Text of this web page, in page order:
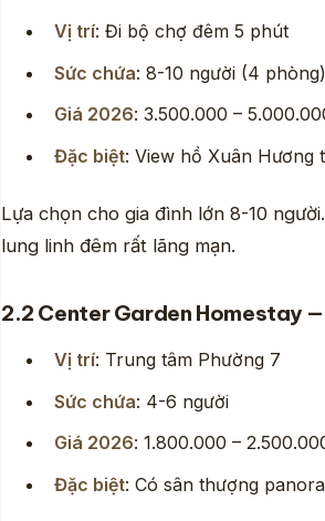
Vị trí: Đi bộ chợ đêm 5 phút
Sức chứa: 8-10 người (4 phòng)
Giá 2026: 3.500.000 –
Đặc biệt: View hồ Xuân Hương
Lựa chọn cho gia đình lớn 8-10
lung linh đêm rất lãng mạn.
2.2 Center Garden Homestay —
Vị trí: Trung tâm Phường 7
Sức chứa: 4-6 người
Giá 2026: 1.800.000 –
Đặc biệt: Có sân thượng